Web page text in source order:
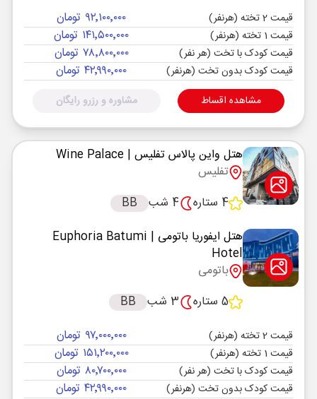
قیمت 2 تخته (هرنفر) ۹۲٬۱۰۰٬۰۰۰ تومان
قیمت 1 تخته (هرنفر) ۱۴۱٬۵۰۰٬۰۰۰ تومان
قیمت کودک با تخت (هر نفر) ۷۸٬۸۰۰٬۰۰۰ تومان
قیمت کودک بدون تخت (هرنفر) ۴۲٬۹۹۰٬۰۰۰ تومان
مشاهده اقساط مشاوره و رزرو رایگان
هتل واین پالاس تفلیس | Wine Palace
تفلیس
4 ستاره
4 شب
BB
هتل ایفوریا باتومی
| Euphoria Batumi
Hotel
باتومی
5 ستاره
3 شب BB
قیمت 2 تخته (هرنفر) ۹۷٬۰۰۰٬۰۰۰ تومان
قیمت 1 تخته (هرنفر) ۱۵۱٬۲۰۰٬۰۰۰ تومان
قیمت کودک با تخت (هر نفر) ۸۰٬۷۰۰٬۰۰۰ تومان
قیمت کودک بدون تخت (هرنفر) ۴۲٬۹۹۰٬۰۰۰ تومان